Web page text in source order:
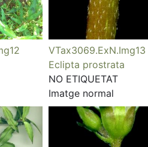
VTax3069.ExN.Img13
Eclipta prostrata
NO ETIQUETAT
Imatge normal